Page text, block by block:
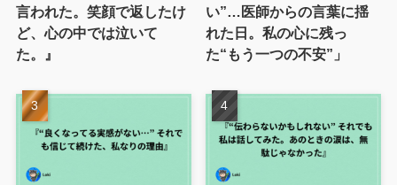
言われた。笑顔で返したけ
ど、心の中では泣いて
た。』
い”…医師からの言葉に揺
れた日。私の心に残っ
た“もう一つの不安”」